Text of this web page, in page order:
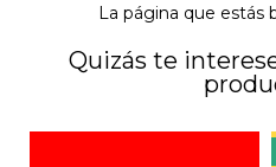
La página que estás
Quizás te